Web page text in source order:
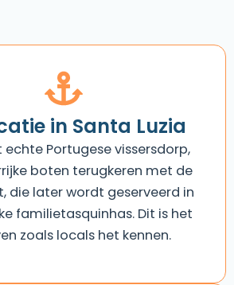
in Santa Luzia
echte Portugese vissersdorp,
boten terugkeren met de
die later wordt geserveerd in
familietasquinhas. Dit is het
zoals locals het kennen.